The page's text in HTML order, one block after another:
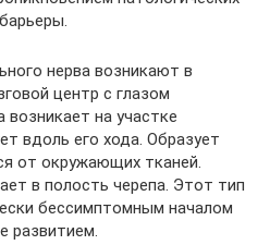
нерва возникают в
центр с глазом
возникает на участке
вдоль его хода. Образует
от окружающих тканей.
в полость черепа. Этот тип
бессимптомным началом
развитием.